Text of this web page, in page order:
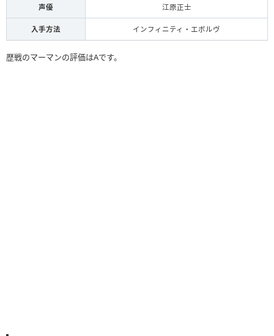
声優 江原正士
入手方法 インフィニティ・エボルヴ
歴戦のマーマンの評価はAです。